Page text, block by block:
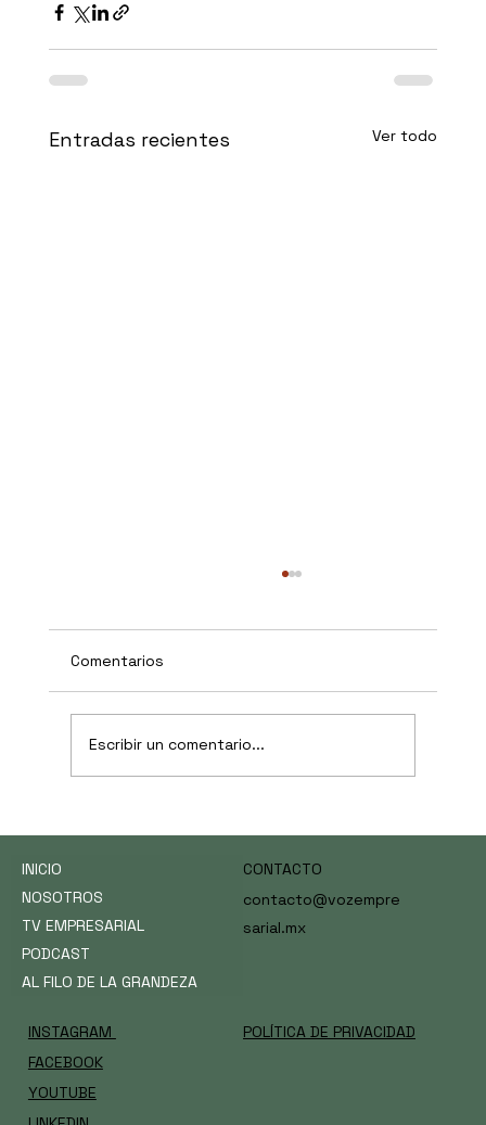
Entradas recientes Ver todo
Comentarios
Escribir un comentario...
INICIO
NOSOTROS
TV EMPRESARIAL
PODCAST
AL FILO DE LA GRANDEZA
INSTAGRAM
FACEBOOK
YOUTUBE
CONTACTO
contacto@vozempre
sarial.mx
POLÍTICA DE PRIVACIDAD